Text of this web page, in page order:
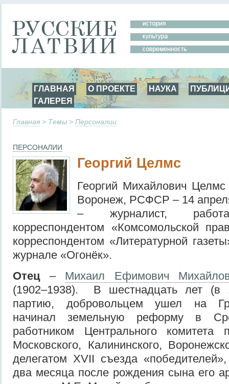
ГЛАВНАЯ О ПРОЕКТЕ НАУКА
ГАЛЕРЕЯ
Главная > Темы > Персоналии
ПЕРСОНАЛИИ
Георгий Целмс
Георгий Михайлович
Воронеж, РСФСР – 14
– журналист,
корреспондентом «Комсомольской
корреспондентом «Литературной
журнале «Огонёк».
Отец – Михаил Ефимович Михайлов
(1902–1938). В шестнадцать лет (в
партию, добровольцем ушел на
начинал земельную реформу в
работником Центрального комитета
Московского, Калининского,
делегатом ХVII съезда
два месяца после рождения сына его